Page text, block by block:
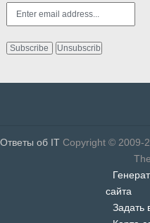
Ответы об IT Copyright © 2009-
сайта
Задать